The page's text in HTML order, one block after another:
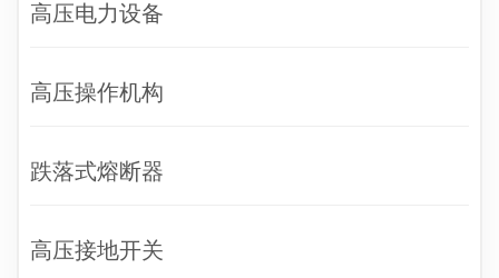
高压电力设备
高压操作机构
跌落式熔断器
高压接地开关